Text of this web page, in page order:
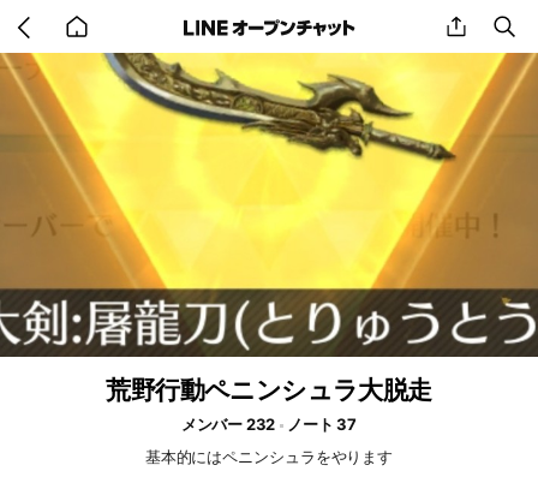
back
to
home
share
荒野行動ペニンシュラ大脱走
メンバー 232
ノート 37
基本的にはペニンシュラをやります